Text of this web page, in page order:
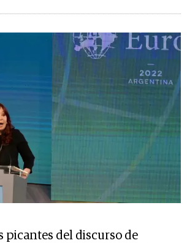
picantes del discurso de